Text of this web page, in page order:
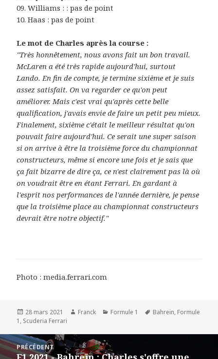
09. Williams : : pas de point
10. Haas : pas de point
Le mot de Charles après la course :
"Très honnêtement, nous avons fait un bon travail.
McLaren a été très rapide aujourd'hui, surtout
Lando. En fin de compte, je termine sixième et je suis
assez satisfait.On va regarder ce qu'on peut
améliorer. Mais c'est vrai qu'après cette belle
qualification, j'avais envie de faire un petit peu mieux.
Finalement, sixième c'était le meilleur résultat qu'on
pouvait faire aujourd'hui.Ce serait une super saison
si on arrive à être la troisième force du championnat
constructeurs, même si encore une fois et je sais que
ça fait bizarre de dire ça, ce n'est clairement pas là où
on voudrait être en étant Ferrari. En gardant à
l'esprit nos performances de l'année dernière, je pense
que la troisième place au championnat constructeurs
devrait être notre objectif."
Photo : media.ferrari.com
Publié
le
28 mars 2021 Auteur
Franck Catégories
Formule 1
Mots-
Bahrein, Formule
1 , Scuderia Ferrari
Navigation
de
PRÉCÉDENT
Article